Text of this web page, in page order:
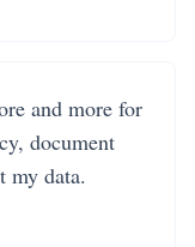
and more for
document
my data.